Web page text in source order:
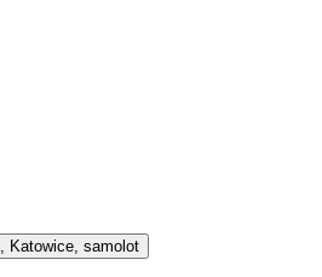
Katowice, samolot